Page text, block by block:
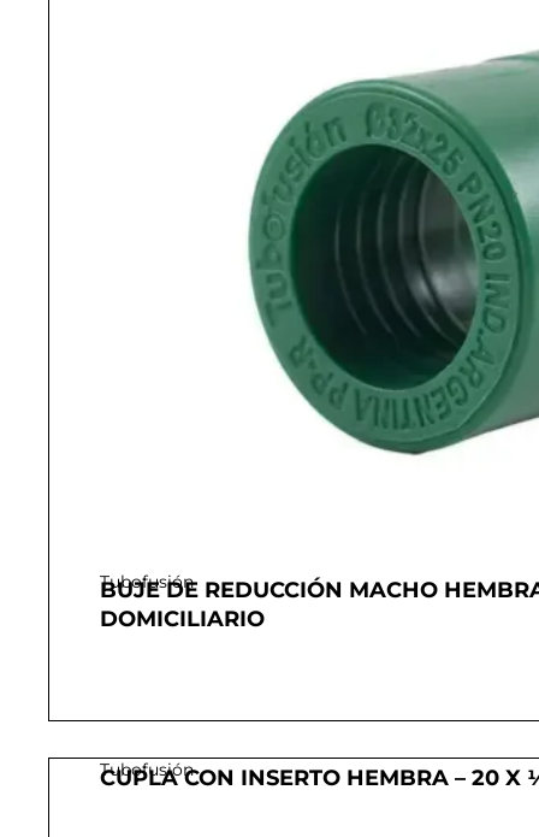
Tubofusión
BUJE DE REDUCCIÓN MACHO
DOMICILIARIO
Tubofusión
CUPLA CON INSERTO HEMBRA – 20 X